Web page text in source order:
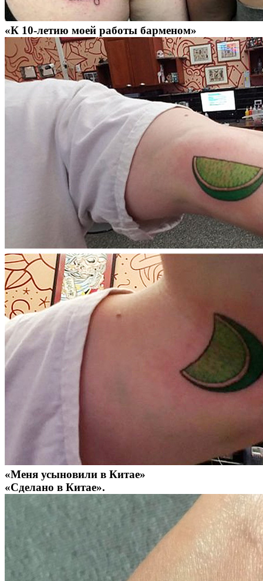
«К 10-летию моей работы барменом»
«Меня усыновили в Китае»
«Сделано в Китае».